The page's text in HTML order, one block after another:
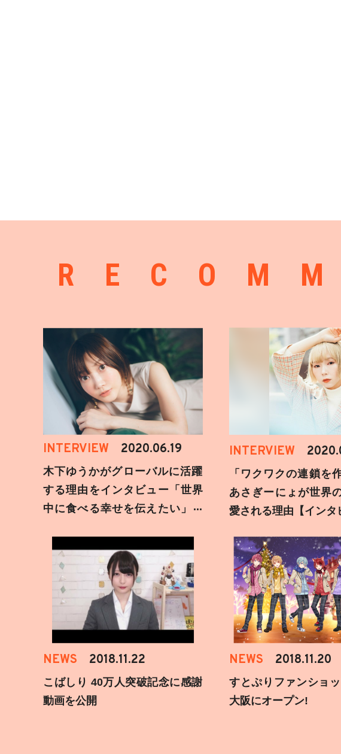
INTERVIEW 2020.06.19
木下ゆうかがグローバルに活躍
する理由をインタビュー「世界
中に食べる幸せを伝えたい」新
INTERVIEW
「ワクワクの連鎖を
あさぎーにょが世界
愛される理由【インタ
NEWS 2018.11.22
こばしり 40万人突破記念に感謝
動画を公開
NEWS 2018.11.20
すとぷりファンショ
大阪にオープン!